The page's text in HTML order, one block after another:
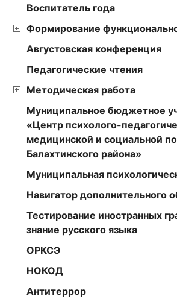
Воспитатель года
Формирование
Августовская конференция
Педагогические чтения
Методическая работа
Муниципальное бюджетное
«Центр психолого-
медицинской и социальной
Балахтинского района»
Муниципальная
Навигатор дополнительного
Тестирование иностранных
знание русского языка
ОРКСЭ
НОКОД
Антитеррор